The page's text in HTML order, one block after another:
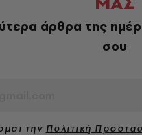
άρθρα της
σου
την Πολιτική